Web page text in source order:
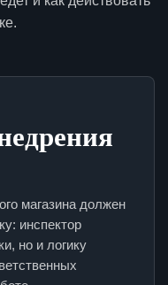
магазина должен
инспектор
но и логику